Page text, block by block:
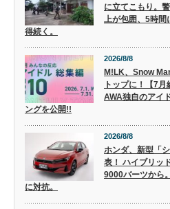
に立てこもり。
上が包囲、5時間
得続く。
2026/8/8
M!LK、Snow
トップに！【7月
AWA独自のアイ
ングを公開!!
2026/8/8
ホンダ、新型「
表！ ハイブリッ
9000バーツから
に対抗。